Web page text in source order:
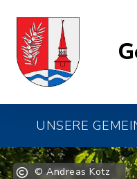
UNSERE
© Andreas Kotz